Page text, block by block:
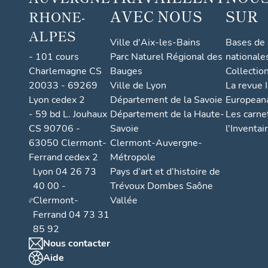
RHONE-
ALPES
- 101 cours
Charlemagne CS
20033 - 69269
Lyon cedex 2
- 59 bd L. Jouhaux
CS 90706 -
63050 Clermont-
Ferrand cedex 2
Lyon 04 26 73
40 00 -
Clermont-
Ferrand 04 73 31
85 92
Nous contacter
Aide
AVEC NOUS
Ville d'Aix-les-Bains
Parc Naturel Régional des
Bauges
Ville de Lyon
Département de la Savoie
Département de la Haute-
Savoie
Clermont-Auvergne-
Métropole
Pays d’art et d’histoire de
Trévoux Dombes Saône
Vallée
SUR
Bases
La revue
Les